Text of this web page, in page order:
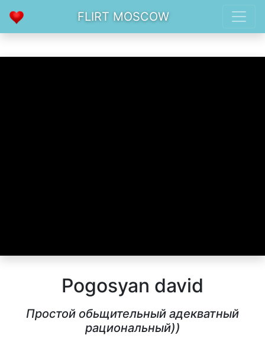
FLIRT MOSCOW
Pogosyan david
Простой обьщительный адекватный
рациональный))